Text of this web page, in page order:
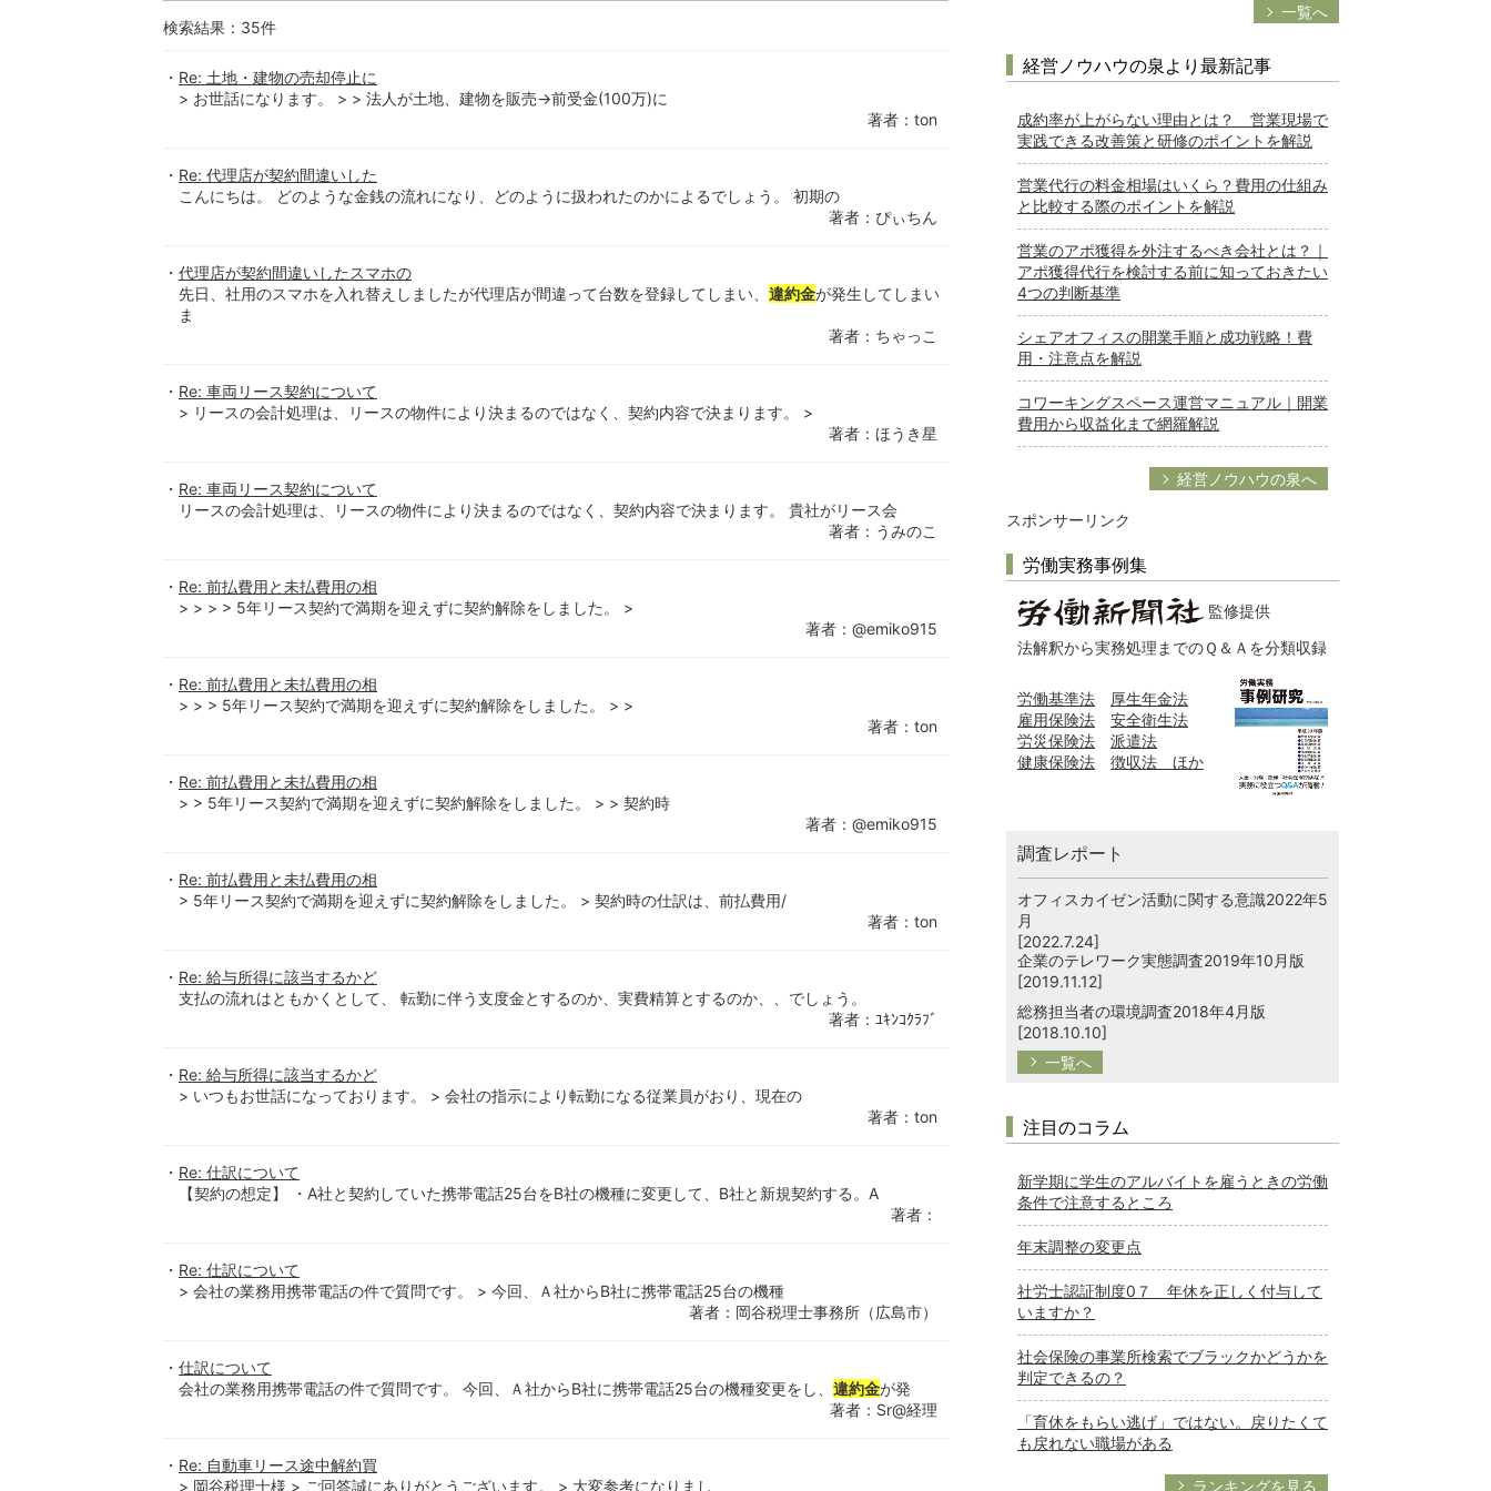
検索結果： 35件
Re: 土地・建物の売却停止に
> お世話になります。 > > 法人が土地、建物を販売→前受金(100万)に
著者：ton
Re: 代理店が契約間違いした
こんにちは。 どのような金銭の流れになり、どのように扱われたのかによるでしょう。 初期の
著者：ぴぃちん
代理店が契約間違いしたスマホの
先日、社用のスマホを入れ替えしましたが代理店が間違って台数を登録してしまい、 違約金が発生してしまい
ま
著者：ちゃっこ
Re: 車両リース契約について
> リースの会計処理は、リースの物件により決まるのではなく、契約内容で決まります。 >
著者：ほうき星
Re: 車両リース契約について
リースの会計処理は、リースの物件により決まるのではなく、契約内容で決まります。 貴社がリース会
著者：うみのこ
Re: 前払費用と未払費用の相
> > > > 5年リース契約で満期を迎えずに契約解除をしました。 >
著者：@emiko915
Re: 前払費用と未払費用の相
> > > 5年リース契約で満期を迎えずに契約解除をしました。 > >
著者：ton
Re: 前払費用と未払費用の相
> > 5年リース契約で満期を迎えずに契約解除をしました。 > > 契約時
著者：@emiko915
Re: 前払費用と未払費用の相
> 5年リース契約で満期を迎えずに契約解除をしました。 > 契約時の仕訳は、前払費用/
著者：ton
Re: 給与所得に該当するかど
支払の流れはともかくとして、 転勤に伴う支度金とするのか、実費精算とするのか、、でしょう。
著者：ﾕｷﾝｺｸﾗﾌﾞ
Re: 給与所得に該当するかど
> いつもお世話になっております。 > 会社の指示により転勤になる従業員がおり、現在の
著者：ton
Re: 仕訳について
【契約の想定】 ・A社と契約していた携帯電話25台をB社の機種に変更して、B社と新規契約する。A
著者：
Re: 仕訳について
> 会社の業務用携帯電話の件で質問です。 > 今回、Ａ社からB社に携帯電話25台の機種
著者：岡谷税理士事務所（広島市）
仕訳について
会社の業務用携帯電話の件で質問です。 今回、Ａ社からB社に携帯電話25台の機種変更をし、 違約金が発
著者：Sr@経理
Re: 自動車リース途中解約買
> 岡谷税理士様 > ご回答誠にありがとうございます。 > 大変参考になりまし
一覧へ
経営ノウハウの泉より最新記事
成約率が上がらない理由とは？ 営業現場で
実践できる改善策と研修のポイントを解説
営業代行の料金相場はいくら？費用の仕組み
と比較する際のポイントを解説
営業のアポ獲得を外注するべき会社とは？｜
アポ獲得代行を検討する前に知っておきたい
4つの判断基準
シェアオフィスの開業手順と成功戦略！費
用・注意点を解説
コワーキングスペース運営マニュアル｜開業
費用から収益化まで網羅解説
経営ノウハウの泉へ
スポンサーリンク
労働実務事例集
監修提供
法解釈から実務処理までのＱ＆Ａを分類収録
労働基準法
厚生年金法
雇用保険法
安全衛生法
労災保険法
派遣法
健康保険法
徴収法 ほか
調査レポート
オフィスカイゼン活動に関する意識2022年5
月
[2022.7.24]
企業のテレワーク実態調査2019年10月版
[2019.11.12]
総務担当者の環境調査2018年4月版
[2018.10.10]
一覧へ
注目のコラム
新学期に学生のアルバイトを雇うときの労働
条件で注意するところ
年末調整の変更点
社労士認証制度0７ 年休を正しく付与して
いますか？
社会保険の事業所検索でブラックかどうかを
判定できるの？
「育休をもらい逃げ」ではない。戻りたくて
も戻れない職場がある
ランキングを見る